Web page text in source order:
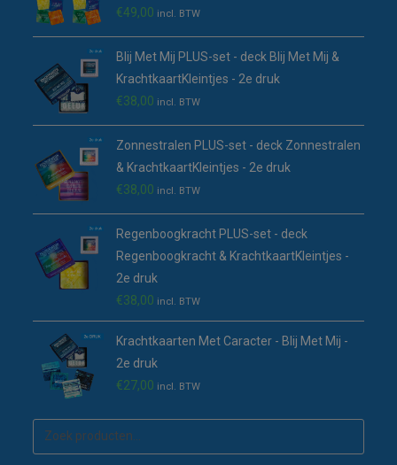
€49,00 incl. BTW
Blij Met Mij PLUS-set - deck Blij Met Mij &
KrachtkaartKleintjes - 2e druk
€38,00 incl. BTW
Zonnestralen PLUS-set - deck Zonnestralen
& KrachtkaartKleintjes - 2e druk
€38,00 incl. BTW
Regenboogkracht PLUS-set - deck
Regenboogkracht & KrachtkaartKleintjes -
2e druk
€38,00 incl. BTW
Krachtkaarten Met Caracter - Blij Met Mij -
2e druk
€27,00 incl. BTW